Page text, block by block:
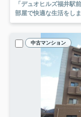
「デュオヒルズ福井駅
部屋で快適な生活をし
中古マンション